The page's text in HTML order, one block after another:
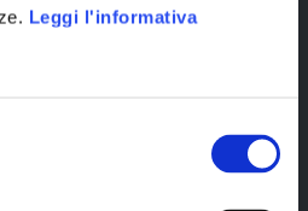
Leggi l'informativa